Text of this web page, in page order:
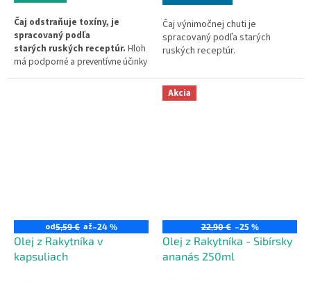
Čaj odstraňuje toxíny, je
spracovaný podľa
starých ruských receptúr. Hloh
má podporné a preventívne účinky
pre srdce. Posobí ako podpora pri
Čaj výnimočnej chuti je
spracovaný podľa starých
ruských receptúr.
od5,59 € až–24 %
Olej z Rakytníka v
kapsuliach
Akcia
22,90 € –25 %
Olej z Rakytníka - Sibírsky
ananás 250ml